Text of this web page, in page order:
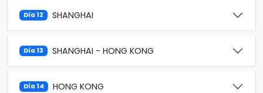
Día 12 SHANGHAI
Día 13 SHANGHAI - HONG KONG
Día 14 HONG KONG